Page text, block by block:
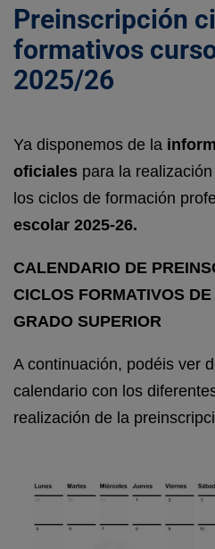
Preinscripción
formativos
2025/26
Ya disponemos de la
oficiales para la
los ciclos de formación
escolar 2025-26.
CALENDARIO DE
CICLOS FORMATIVOS
GRADO SUPERIOR
A continuación, podéis ver
calendario con los
realización de la